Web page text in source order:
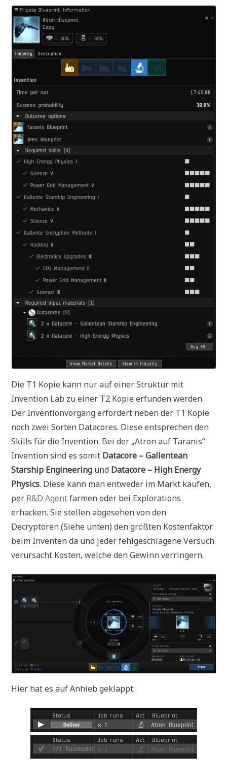
Die T1 Kopie kann nur auf einer Struktur mit
Invention Lab zu einer T2 Kopie erfunden werden.
Der Inventionvorgang erfordert neben der T1 Kopie
noch zwei Sorten Datacores. Diese entsprechen den
Skills für die Invention. Bei der „Atron auf Taranis“
Invention sind es somit Datacore – Gallentean
Starship Engineering und Datacore – High Energy
Physics. Diese kann man entweder im Markt kaufen,
per R&D Agentfarmen oder bei Explorations
erhacken. Sie stellen abgesehen von den
Decryptoren (Siehe unten) den größten Kostenfaktor
beim Inventen da und jeder fehlgeschlagene Versuch
verursacht Kosten, welche den Gewinn verringern.
Hier hat es auf Anhieb geklappt: